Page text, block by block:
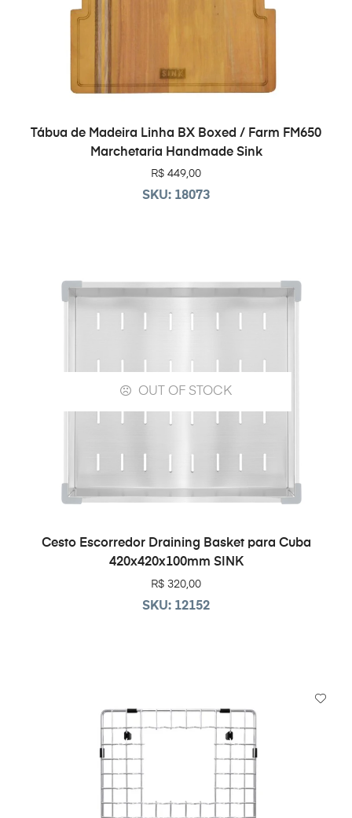
ADICIONAR AO CARRINHO
Tábua de Madeira Linha BX Boxed / Farm FM650
Marchetaria Handmade Sink
R$ 449,00
SKU: 18073
OUT OF STOCK
LEIA MAIS
Cesto Escorredor Draining Basket para Cuba
420x420x100mm SINK
R$ 320,00
SKU: 12152